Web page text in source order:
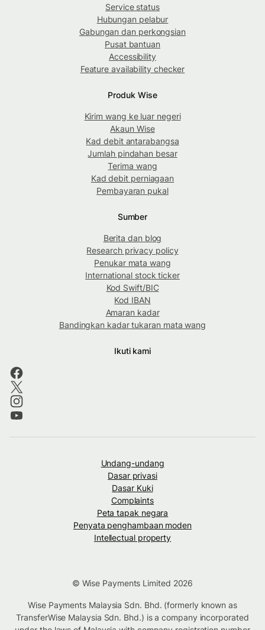
Service status
Hubungan pelabur
Gabungan dan perkongsian
Pusat bantuan
Accessibility
Feature availability checker
Produk Wise
Kirim wang ke luar negeri
Akaun Wise
Kad debit antarabangsa
Jumlah pindahan besar
Terima wang
Kad debit perniagaan
Pembayaran pukal
Sumber
Berita dan blog
Research privacy policy
Penukar mata wang
International stock ticker
Kod Swift/BIC
Kod IBAN
Amaran kadar
Bandingkan kadar tukaran mata wang
Ikuti kami
Undang-undang
Dasar privasi
Dasar Kuki
Complaints
Peta tapak negara
Penyata penghambaan moden
Intellectual property
© Wise Payments Limited 2026
Wise Payments Malaysia Sdn. Bhd. (formerly known as
TransferWise Malaysia Sdn. Bhd.) is a company incorporated